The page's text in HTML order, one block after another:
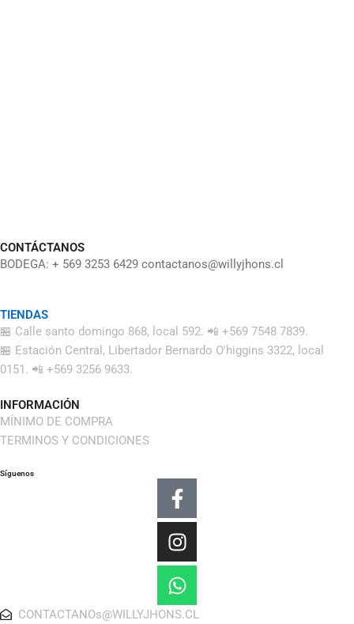
CONTÁCTANOS
BODEGA: + 569 3253 6429 contactanos@willyjhons.cl
TIENDAS
🏪 Calle santo domingo 868, local 592. 📲 +569 7548 7839.
🏪 Estación Central, Libertador Bernardo O'higgins 3322, local
0151. 📲 +569 3256 9633.
INFORMACIÓN
MÍNIMO DE COMPRA
TERMINOS Y CONDICIONES
Síguenos
Facebook-
f
Instagram
Whatsapp
CONTACTANOs@WILLYJHONS.CL